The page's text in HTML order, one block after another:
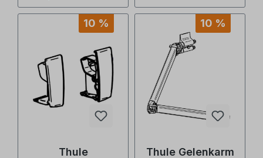
10 %
Thule
10 %
Thule Gelenkarm